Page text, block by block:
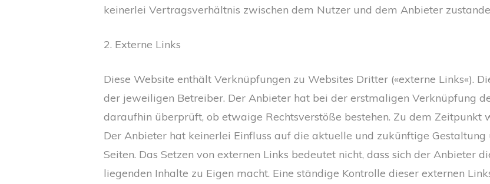
keinerlei Vertragsverhältnis zwischen dem Nutzer und dem Anbieter
2. Externe Links
Diese Website enthält Verknüpfungen zu Websites Dritter («externe Links«).
der jeweiligen Betreiber. Der Anbieter hat bei der erstmaligen Verknüpfung
daraufhin überprüft, ob etwaige Rechtsverstöße bestehen. Zu dem Zeitpunkt
Der Anbieter hat keinerlei Einfluss auf die aktuelle und zukünftige
Seiten. Das Setzen von externen Links bedeutet nicht, dass sich der Anbieter
liegenden Inhalte zu Eigen macht. Eine ständige Kontrolle dieser externen